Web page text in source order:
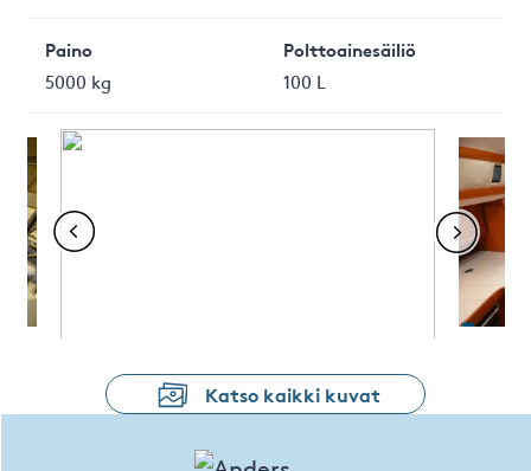
Paino
5000 kg
Polttoainesäiliö
100 L
Katso kaikki kuvat